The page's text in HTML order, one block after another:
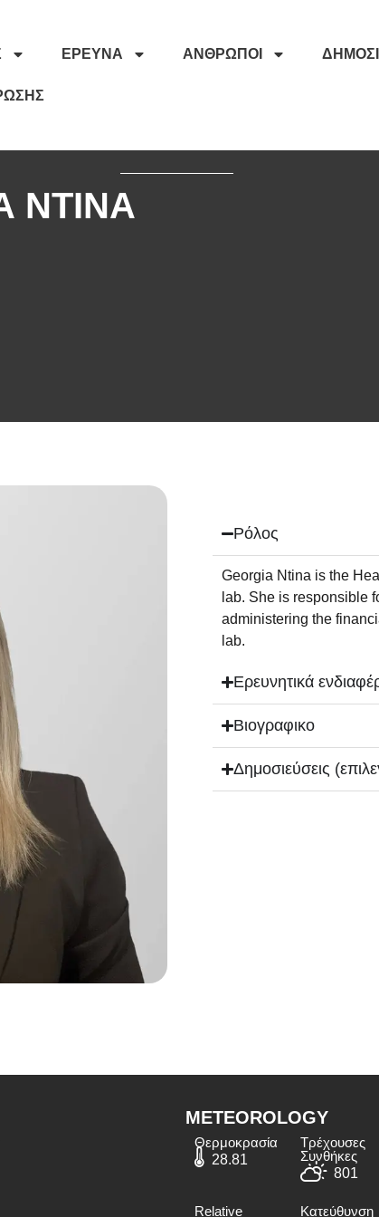
ΈΡΕΥΝΑ ΆΝΘΡΩΠΟΙ
ΝΤΙΝΑ
Ρόλος
Georgia Ntina is the
lab. She is responsible
administering the
lab.
Ερευνητικά
Βιογραφικο
Δημοσιεύσεις
METEOROLOGY
Θερμοκρασία
28.81
Τρέχουσες
Συνθήκες
801
Relative Κατεύθυνση